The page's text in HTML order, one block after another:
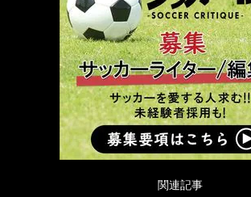
関連記事